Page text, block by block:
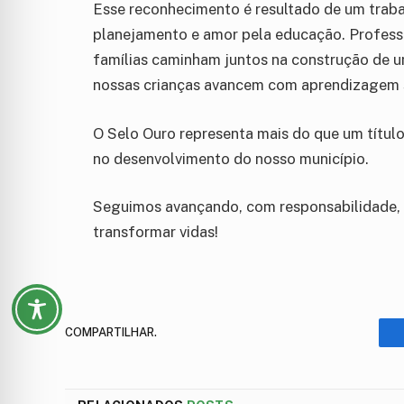
Esse reconhecimento é resultado de um
planejamento e amor pela educação.
famílias caminham juntos na construção de
nossas crianças avancem com
O Selo Ouro representa mais do que um
no desenvolvimento do nosso município.
Seguimos avançando, com
transformar vidas!
COMPARTILHAR.